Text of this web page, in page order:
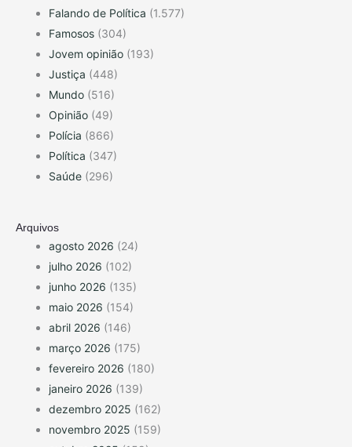
Falando de Política (1.577)
Famosos (304)
Jovem opinião (193)
Justiça (448)
Mundo (516)
Opinião (49)
Polícia (866)
Política (347)
Saúde (296)
Arquivos
agosto 2026 (24)
julho 2026 (102)
junho 2026 (135)
maio 2026 (154)
abril 2026 (146)
março 2026 (175)
fevereiro 2026 (180)
janeiro 2026 (139)
dezembro 2025 (162)
novembro 2025 (159)